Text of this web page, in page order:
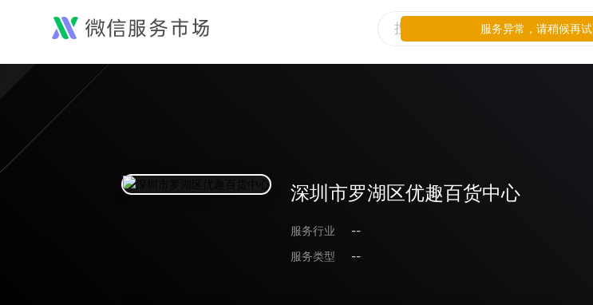
深圳市罗湖区优趣百货中心
服务行业
--
服务类型
--
服务异常，请稍候再试